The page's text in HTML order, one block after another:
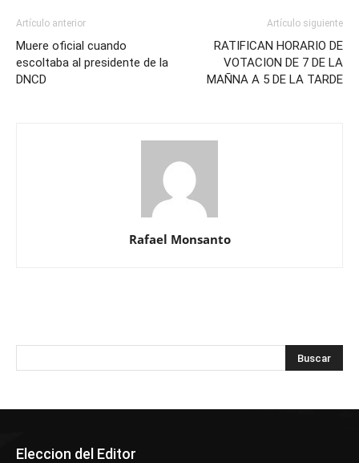
Artículo anterior
Muere oficial cuando
escoltaba al presidente de la
DNCD
Artículo siguiente
RATIFICAN HORARIO DE
VOTACION DE 7 DE LA
MAÑNA A 5 DE LA TARDE
Rafael Monsanto
Eleccion del Editor